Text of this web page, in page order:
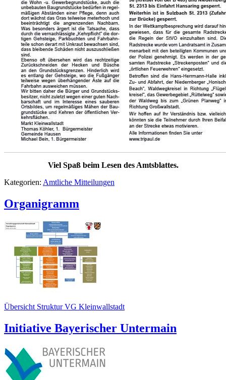
Viel Spaß beim Lesen des Amtsblattes.
Kategorien: Amtliche Mitteilungen
Organigramm
Übersicht Struktur VG Kleinwallstadt
Initiative Bayerischer Untermain